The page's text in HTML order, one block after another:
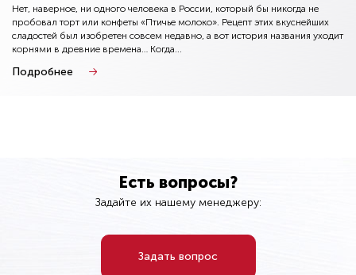
Нет, наверное, ни одного человека в России, который бы никогда не
пробовал торт или конфеты «Птичье молоко». Рецепт этих вкуснейших
сладостей был изобретен совсем недавно, а вот история названия уходит
корнями в древние времена… Когда...
Подробнее
Есть вопросы?
Задайте их нашему менеджеру:
Задать вопрос